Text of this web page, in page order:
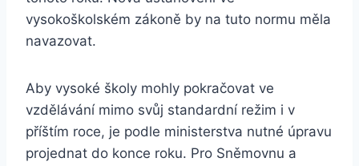
vysokoškolském zákoně by na tuto normu měla
navazovat.
Aby vysoké školy mohly pokračovat ve
vzdělávání mimo svůj standardní režim i v
příštím roce, je podle ministerstva nutné úpravu
projednat do konce roku. Pro Sněmovnu a